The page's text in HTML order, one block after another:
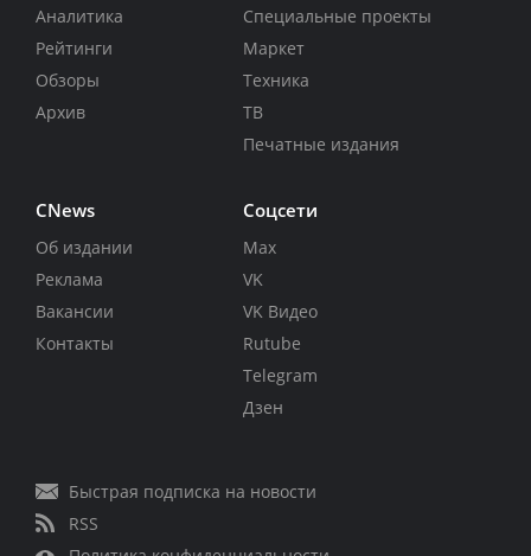
Аналитика
Рейтинги
Обзоры
Архив
Специальные проекты
Маркет
Техника
ТВ
Печатные издания
CNews
Об издании
Реклама
Вакансии
Контакты
Соцсети
Max
VK
VK Видео
Rutube
Telegram
Дзен
Быстрая подписка на новости
RSS